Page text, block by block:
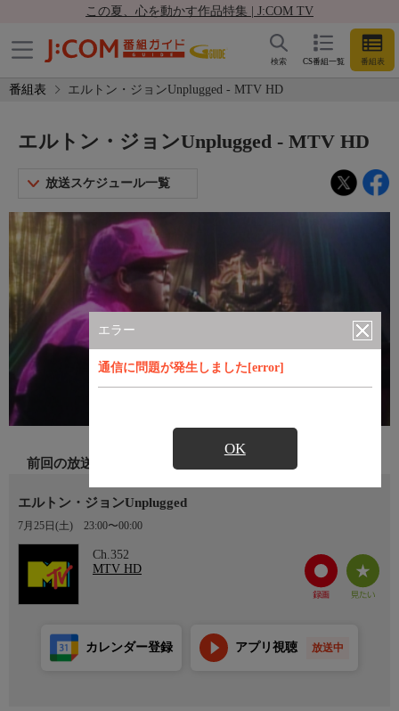
この夏、心を動かす作品特集 | J:COM TV
CS番組一覧 番組表
検索
番組表 エルトン・ジョンUnplugged - MTV HD
エラー
通信に問題が発生しました[error]
OK
エルトン・ジョンUnplugged - MTV HD
放送スケジュール一覧
前回の放送
エルトン・ジョンUnplugged
7月25日(土) 23:00〜00:00
Ch.352
MTV HD
カレンダー登録 アプリ視聴 放送中